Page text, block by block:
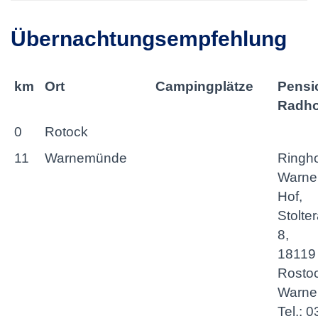
Übernachtungsempfehlung
km Ort Campingplätze
0
Rotock
11
Warnemünde
Hof,
8,
18119
Tel.: